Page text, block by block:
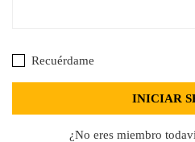
Recuérdame
¿No eres miembro